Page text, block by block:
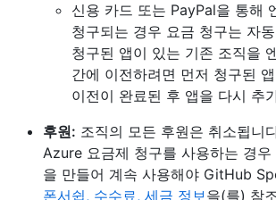
신용 카드 또는 PayPal을 통해
청구되는 경우 요금 청구는 자
청구된 앱이 있는 기존 조직을
간에 이전하려면 먼저 청구된
이전이 완료된 후 앱을 다시 추
후원: 조직의 모든 후원은 취소됩니
Azure 요금제 청구를 사용하는 경우
을 만들어 계속 사용해야 GitHub
폰서쉽, 수수료, 세금 정보을(를) 참